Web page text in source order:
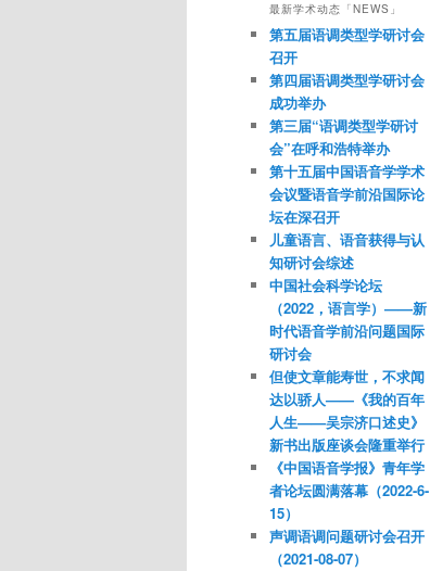
最新学术动态「NEWS」
第五届语调类型学研讨会
召开
第四届语调类型学研讨会
成功举办
第三届“语调类型学研讨
会”在呼和浩特举办
第十五届中国语音学学术
会议暨语音学前沿国际论
坛在深召开
儿童语言、语音获得与认
知研讨会综述
中国社会科学论坛
（2022，语言学）——新
时代语音学前沿问题国际
研讨会
但使文章能寿世，不求闻
达以骄人——《我的百年
人生——吴宗济口述史》
新书出版座谈会隆重举行
《中国语音学报》青年学
者论坛圆满落幕（2022-6-
15）
声调语调问题研讨会召开
（2021-08-07）